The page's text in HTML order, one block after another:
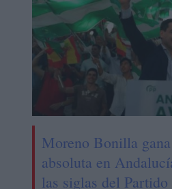
Moreno Bonilla
absoluta en
las siglas del Partido